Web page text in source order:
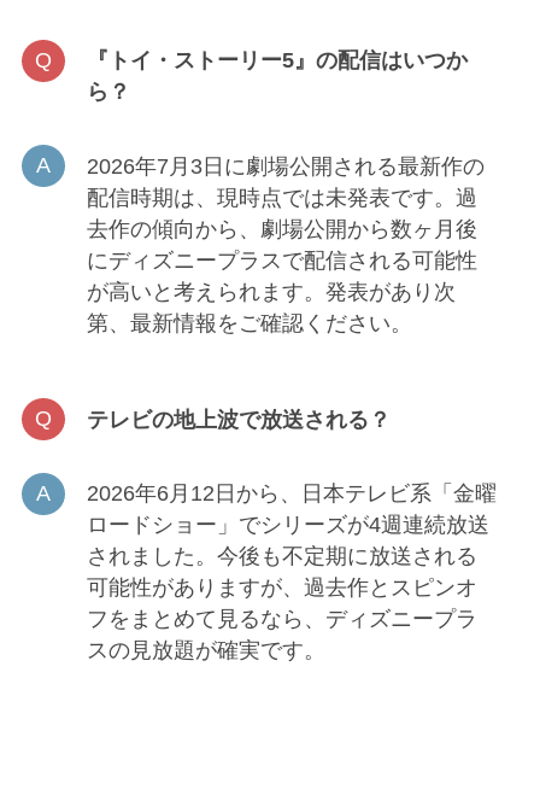
『トイ・ストーリー5』の配信はいつか
ら？
2026年7月3日に劇場公開される最新作の
配信時期は、現時点では未発表です。過
去作の傾向から、劇場公開から数ヶ月後
にディズニープラスで配信される可能性
が高いと考えられます。発表があり次
第、最新情報をご確認ください。
テレビの地上波で放送される？
2026年6月12日から、日本テレビ系「金曜
ロードショー」でシリーズが4週連続放送
されました。今後も不定期に放送される
可能性がありますが、過去作とスピンオ
フをまとめて見るなら、ディズニープラ
スの見放題が確実です。